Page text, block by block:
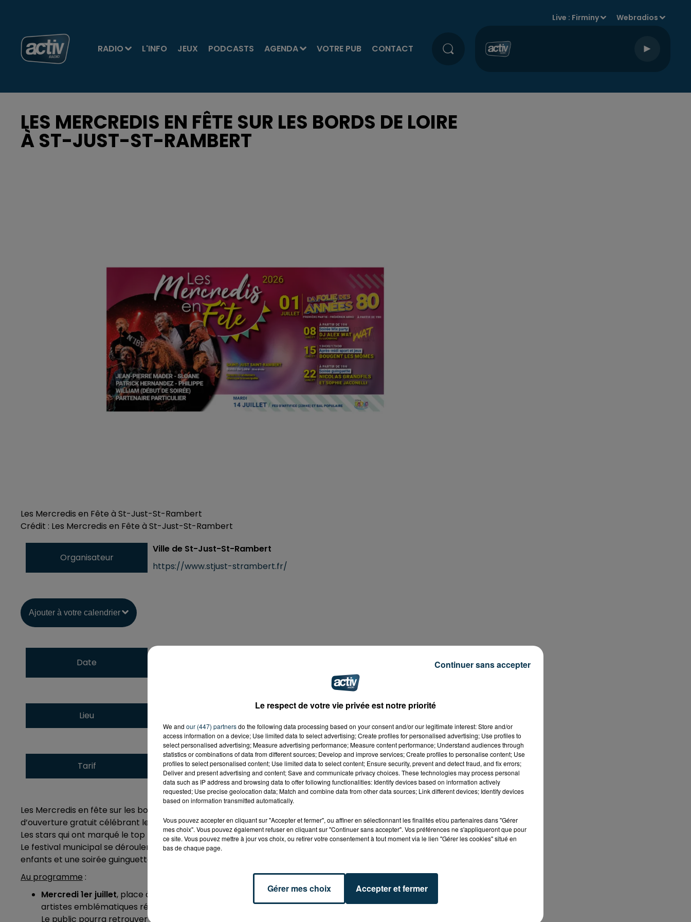
RADIO L'INFO JEUX PODCASTS AGENDA VOTRE PUB CONTACT
Live : Firminy Webradios
LES MERCREDIS EN FÊTE SUR LES BORDS DE LOIRE
À ST-JUST-ST-RAMBERT
Les Mercredis en Fête à St-Just-St-Rambert
Crédit : Les Mercredis en Fête à St-Just-St-Rambert
Organisateur
Ville de St-Just-St-Rambert
https://www.stjust-strambert.fr/
Ajouter à votre calendrier
Date
Lieu
Bords de Loire - Rive droite
42170St-Just-St-Rambert
Tarif Gratuit
Les Mercredis en fête sur les bords de Loire à St-Just-St-Rambert reviennent en 2026 avec un grand concert
d’ouverture gratuit célébrant les années 80.
Les stars qui ont marqué le top 50 seront sur les bords de Loire pour interpréter leurs plus grands titres.
Le festival municipal se déroulera tout au long du mois de juillet avec une soirée DJ, un après-midi pour les
enfants et une soirée guinguette.
Au programme :
Mercredi 1er juillet, place à la nostalgie et à l’énergie des tubes des années 80 avec pas moins de sept
artistes emblématiques réunis pour un show de deux heures.
Le public pourra retrouver Jean-Pierre Mader (Macumba), Patrick Hernandez (Born to Be Alive), Sloane
Le respect de votre vie privée est notre priorité
We and our (447) partnersdo the following data processing based on your consent and/or our legitimate interest: Store and/or
access information on a device; Use limited data to select advertising; Create profiles for personalised advertising; Use profiles to
select personalised advertising; Measure advertising performance; Measure content performance; Understand audiences through
statistics or combinations of data from different sources; Develop and improve services; Create profiles to personalise content; Use
profiles to select personalised content; Use limited data to select content; Ensure security, prevent and detect fraud, and fix errors;
Deliver and present advertising and content; Save and communicate privacy choices. These technologies may process personal
data such as IP address and browsing data to offer following functionalities: Identify devices based on information actively
requested; Use precise geolocation data; Match and combine data from other data sources; Link different devices; Identify devices
based on information transmitted automatically.
Vous pouvez accepter en cliquant sur "Accepter et fermer", ou affiner en sélectionnant les finalités et/ou partenaires dans "Gérer
mes choix". Vous pouvez également refuser en cliquant sur "Continuer sans accepter". Vos préférences ne s'appliqueront que pour
ce site. Vous pouvez mettre à jour vos choix, ou retirer votre consentement à tout moment via le lien "Gérer les cookies" situé en
bas de chaque page.
Gérer mes choix Accepter et fermer
Continuer sans accepter